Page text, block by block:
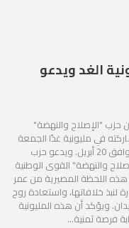
الغد ويدعو
حزب "الإصلاح والنهضة"
في مليونية غدًا الجمعة
الموافق 20 أبريل. ويدعو حزب
والنهضة" القوى الوطنية
اللحظة المصيرية من عمر
لنبذ خلافاتها، واستعادة روح
ويؤكد أن هذه المليونية
فرصة ثمنية…